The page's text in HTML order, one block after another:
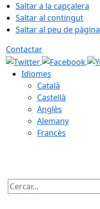
Saltar a la capçalera
Saltar al contingut
Saltar al peu de pàgina
Contactar
Idiomes
Català
Castellà
Anglès
Alemany
Francès
Cercar: